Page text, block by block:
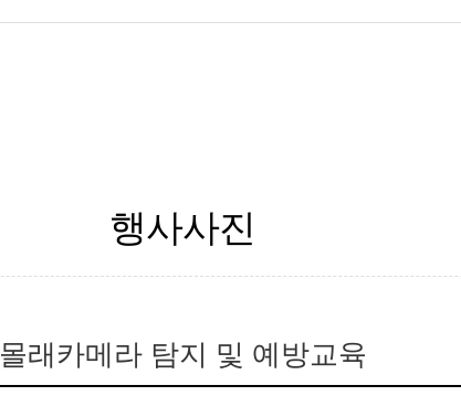
행사사진
몰래카메라 탐지 및 예방교육